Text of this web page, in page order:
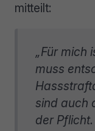
mitteilt:
„Für mich
muss
sind auch
der